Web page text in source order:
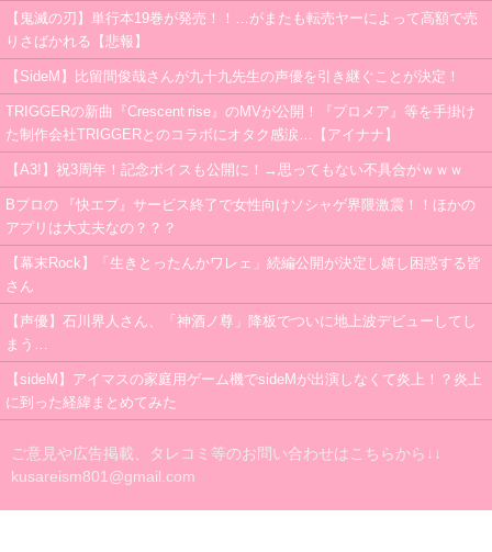
【鬼滅の刃】単行本19巻が発売！！…がまたも転売ヤーによって高額で売
りさばかれる【悲報】
【SideM】比留間俊哉さんが九十九先生の声優を引き継ぐことが決定！
TRIGGERの新曲『Crescent rise』のMVが公開！『プロメア』等を手掛け
た制作会社TRIGGERとのコラボにオタク感涙…【アイナナ】
【A3!】祝3周年！記念ボイスも公開に！→思ってもない不具合がｗｗｗ
Bプロの 『快エブ』サービス終了で女性向けソシャゲ界隈激震！！ほかの
アプリは大丈夫なの？？？
【幕末Rock】「生きとったんかワレェ」続編公開が決定し嬉し困惑する皆
さん
【声優】石川界人さん、「神酒ノ尊」降板でついに地上波デビューしてし
まう…
【sideM】アイマスの家庭用ゲーム機でsideMが出演しなくて炎上！？炎上
に到った経緯まとめてみた
ご意見や広告掲載、タレコミ等のお問い合わせはこちらから↓↓
kusareism801@gmail.com